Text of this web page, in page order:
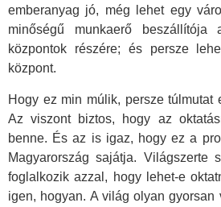
emberanyag jó, még lehet egy
minőségű munkaerő beszállítója
központok részére; és persze
központ.
Hogy ez min múlik, persze túlmutat
Az viszont biztos, hogy az
benne. És az is igaz, hogy ez a
Magyarország sajátja. Világszerte
foglalkozik azzal, hogy lehet-e
igen, hogyan. A világ olyan gyorsan